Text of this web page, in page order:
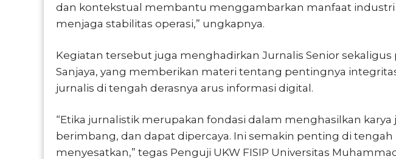
dan kontekstual membantu menggambarkan manfaat industri
menjaga stabilitas operasi,” ungkapnya.
Kegiatan tersebut juga menghadirkan Jurnalis Senior sekaligus
Sanjaya, yang memberikan materi tentang pentingnya
jurnalis di tengah derasnya arus informasi digital.
“Etika jurnalistik merupakan fondasi dalam menghasilkan karya
berimbang, dan dapat dipercaya. Ini semakin penting di tengah
menyesatkan,” tegas Penguji UKW FISIP Universitas